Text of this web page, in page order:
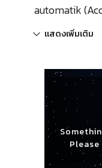
automatik
แสดงเพิ่มเติม